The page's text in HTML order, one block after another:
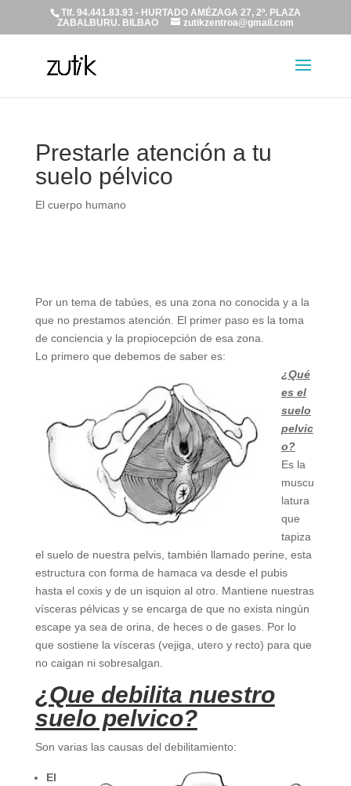
Tlf. 94.441.83.93 - HURTADO AMÉZAGA 27, 2º. PLAZA
ZABALBURU. BILBAO
zutikzentroa@gmail.com
Prestarle atención a tu
suelo pélvico
El cuerpo humano
Por un tema de tabúes, es una zona no conocida y a la
que no prestamos atención. El primer paso es la toma
de conciencia y la propiocepción de esa zona.
Lo primero que debemos de saber es:
¿Qué
es el
suelo
pelvic
o?
Es la
muscu
latura
que
tapiza
el suelo de nuestra pelvis, también llamado perine, esta
estructura con forma de hamaca va desde el pubis
hasta el coxis y de un isquion al otro. Mantiene nuestras
vísceras pélvicas y se encarga de que no exista ningún
escape ya sea de orina, de heces o de gases. Por lo
que sostiene la vísceras (vejiga, utero y recto) para que
no caigan ni sobresalgan.
¿Que debilita nuestro
suelo pelvico?
Son varias las causas del debilitamiento:
El